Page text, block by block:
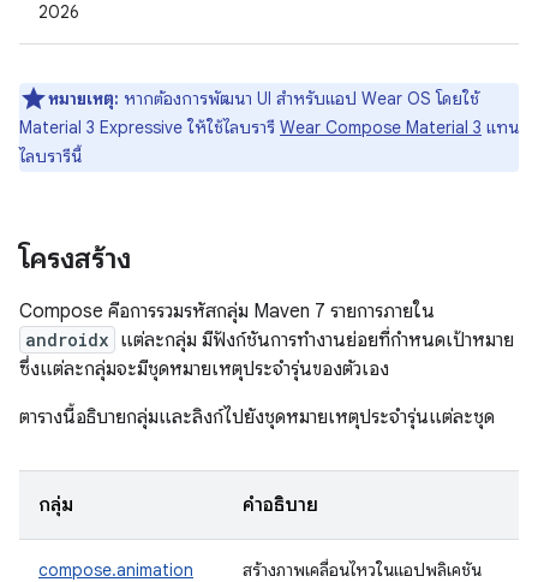
2026
หมายเหตุ: หากต้องการพัฒนา UI สำหรับแอป Wear OS โดยใช้
Material 3 Expressive ให้ใช้ไลบรารี Wear Compose Material 3 แทน
ไลบรารีนี้
โครงสร้าง
Compose คือการรวมรหัสกลุ่ม Maven 7 รายการภายใน
androidx แต่ละกลุ่ม มีฟังก์ชันการทำงานย่อยที่กำหนดเป้าหมาย
ซึ่งแต่ละกลุ่มจะมีชุดหมายเหตุประจำรุ่นของตัวเอง
ตารางนี้อธิบายกลุ่มและลิงก์ไปยังชุดหมายเหตุประจำรุ่นแต่ละชุด
กลุ่ม คำอธิบาย
compose.animation
สร้างภาพเคลื่อนไหวในแอปพลิเคชัน